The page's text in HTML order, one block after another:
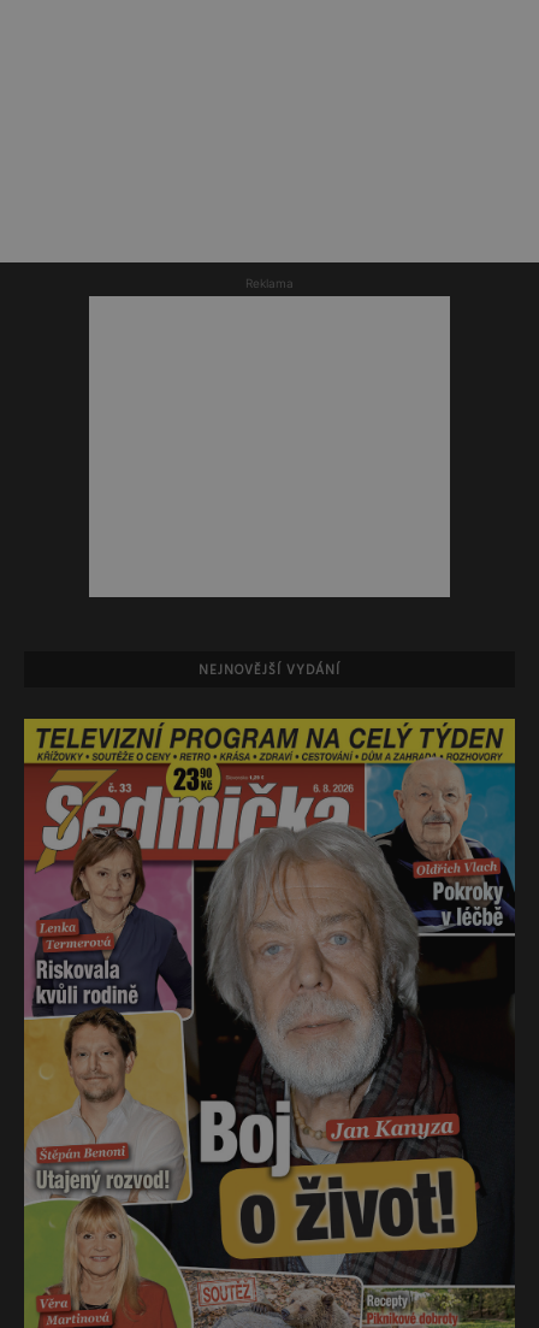
Reklama
NEJNOVĚJŠÍ VYDÁNÍ